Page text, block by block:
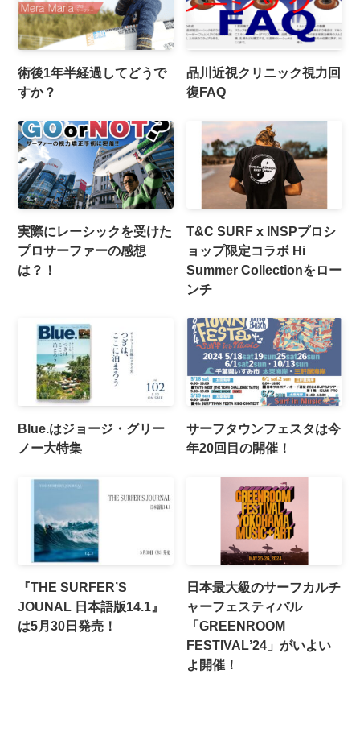
術後1年半経過してどうで
すか？
品川近視クリニック視力回
復FAQ
実際にレーシックを受けた
プロサーファーの感想
は？！
T&C SURF x INSPプロシ
ョップ限定コラボ Hi
Summer Collectionをロー
ンチ
Blue.はジョージ・グリー
ノー大特集
サーフタウンフェスタは今
年20回目の開催！
『THE SURFER’S
JOUNAL 日本語版14.1』
は5月30日発売！
日本最大級のサーフカルチ
ャーフェスティバル
「GREENROOM
FESTIVALʼ24」がいよい
よ開催！